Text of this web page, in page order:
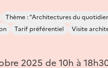
Thème : "Architectures du
Tarif préférentiel Visite
2025 de 10h à